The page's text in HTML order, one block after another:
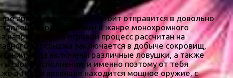
аркад, где тебе предстоит отправится в довольно
разработчиками в жанре монохромного
здесь игровой процесс рассчитан на
персонажа заключается в добыче сокровищ,
куда включены различные ловушки, а также
своем исполнении, и именно поэтому от тебя
в твоём арсенале находится мощное оружие, с